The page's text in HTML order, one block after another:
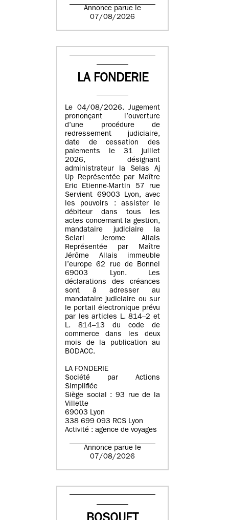
Annonce parue le
07/08/2026
LA FONDERIE
Le 04/08/2026. Jugement
prononçant l’ouverture
d’une procédure de
redressement judiciaire,
date de cessation des
paiements le 31 juillet
2026, désignant
administrateur la Selas Aj
Up Représentée par Maître
Eric Etienne-Martin 57 rue
Servient 69003 Lyon, avec
les pouvoirs : assister le
débiteur dans tous les
actes concernant la gestion,
mandataire judiciaire la
Selarl Jerome Allais
Représentée par Maître
Jérôme Allais immeuble
l’europe 62 rue de Bonnel
69003 Lyon. Les
déclarations des créances
sont à adresser au
mandataire judiciaire ou sur
le portail électronique prévu
par les articles L. 814–2 et
L. 814–13 du code de
commerce dans les deux
mois de la publication au
BODACC.
LA FONDERIE
Société par Actions
Simplifiée
Siège social : 93 rue de la
Villette
69003 Lyon
338 699 093 RCS Lyon
Activité : agence de voyages
Annonce parue le
07/08/2026